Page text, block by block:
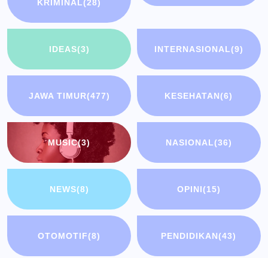
KRIMINAL(28)
IDEAS(3) INTERNASIONAL(9)
JAWA TIMUR(477) KESEHATAN(6)
MUSIC(3) NASIONAL(36)
NEWS(8) OPINI(15)
OTOMOTIF(8) PENDIDIKAN(43)